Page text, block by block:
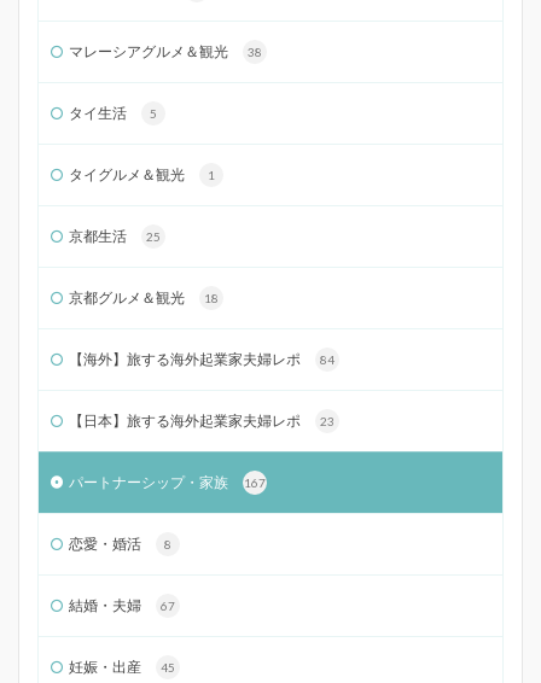
マレーシアグルメ＆観光 38
タイ生活 5
タイグルメ＆観光 1
京都生活 25
京都グルメ＆観光 18
【海外】旅する海外起業家夫婦レポ 84
【日本】旅する海外起業家夫婦レポ 23
パートナーシップ・家族 167
恋愛・婚活 8
結婚・夫婦 67
妊娠・出産 45